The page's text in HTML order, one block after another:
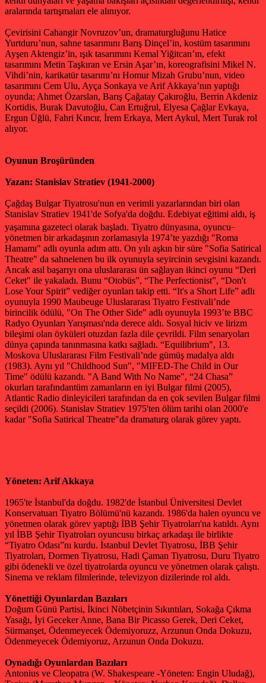
aralarında tartışmaları ele alınıyor.
Çevirisini Cahangir Novruzov’un, dramaturgluğunu Hatice
Yurtduru’nun, sahne tasarımını Barış Dinçel’in, kostüm tasarımını
Ayşen Aktengiz’in, ışık tasarımını Kemal Yiğitcan’ın, efekt
tasarımını Metin Taşkıran ve Ersin Aşar’ın, koreografisini Mikel N.
Vihdi’nin, karikatür tasarımı’nı Homur Mizah Grubu’nun, video
tasarımını Cem Ulu, Ayça Sonkaya ve Arif Akkaya’nın yaptığı
oyunda; Ahmet Özarslan, Barış Çağatay Çakıroğlu, Berrin Akdeniz
Kortidis, Burak Davutoğlu, Can Ertuğrul, Elyesa Çağlar Evkaya,
Ergun Üğlü, Fahri Kıncır, İrem Erkaya, Mert Aykul, Mert Turak rol
alıyor.
Oyunun Broşüründen
Yazan: Stanislav Stratiev (1941-2000)
Çağdaş Bulgar Tiyatrosu'nun en verimli yazarlarından biri olan
Stanislav Stratiev 1941'de Sofya'da doğdu. Edebiyat eğitimi aldı, iş
yaşamına gazeteci olarak başladı. Tiyatro dünyasına, oyuncu
yönetmen bir arkadaşının zorlamasıyla 1974’te yazdığı "Roma
Hamamı" adlı oyunla adım attı. On yılı aşkın bir süre "Sofia Satirical
Theatre" da sahnelenen bu ilk oyunuyla seyircinin sevgisini kazandı.
Ancak asıl başarıyı ona uluslararası ün sağlayan ikinci oyunu “Deri
Ceket" ile yakaladı. Bunu “Otobüs”, “The Perfectionist”, “Don't
Lose Your Spirit” vediğer oyunları takip etti. “It's a Short Life” adlı
oyunuyla 1990 Maubeuge Uluslararası Tiyatro Festivali’nde
birincilik ödülü, "On The Other Side" adlı oyunuyla 1993’te BBC
Radyo Oyunları Yarışması'nda derece aldı. Sosyal hiciv ve lirizm
bileşimi olan öyküleri otuzdan fazla dile çevrildi. Film senaryoları
dünya çapında tanınmasına katkı sağladı. “Equilibrium", 13.
Moskova Uluslararası Film Festivali’nde gümüş madalya aldı
(1983). Aynı yıl "Childhood Sun", "MIFED-The Child in Our
Time" ödülü kazandı. "A Band With No Name", “24 Chasa”
okurları tarafındantüm zamanların en iyi Bulgar filmi (2005),
Atlantic Radio dinleyicileri tarafından da en çok sevilen Bulgar filmi
seçildi (2006). Stanislav Stratiev 1975'ten ölüm tarihi olan 2000'e
kadar "Sofia Satirical Theatre"da dramaturg olarak görev yaptı.
Yöneten: Arif Akkaya
1965'te İstanbul'da doğdu. 1982'de İstanbul Üniversitesi Devlet
Konservatuarı Tiyatro Bölümü'nü kazandı. 1986'da halen oyuncu ve
yönetmen olarak görev yaptığı İBB Şehir Tiyatroları'na katıldı. Aynı
yıl İBB Şehir Tiyatroları oyuncusu birkaç arkadaşı ile birlikte
“Tiyatro Odası”nı kurdu. İstanbul Devlet Tiyatrosu, İBB Şehir
Tiyatroları, Dormen Tiyatrosu, Hadi Çaman Tiyatrosu, Duru Tiyatro
gibi ödenekli ve özel tiyatrolarda oyuncu ve yönetmen olarak çalıştı.
Sinema ve reklam filmlerinde, televizyon dizilerinde rol aldı.
Yönettiği Oyunlardan Bazıları
Doğum Günü Partisi, İkinci Nöbetçinin Sıkıntıları, Sokağa Çıkma
Yasağı, İyi Geceker Anne, Bana Bir Picasso Gerek, Deri Ceket,
Sürmanşet, Ödenmeyecek Ödemiyoruzz, Arzunun Onda Dokuzu,
Ödenmeyecek Ödemiyoruz, Arzunun Onda Dokuzu.
Oynadığı Oyunlardan Bazıları
Antonius ve Cleopatra (W. Shakespeare -Yöneten: Engin Uludağ),